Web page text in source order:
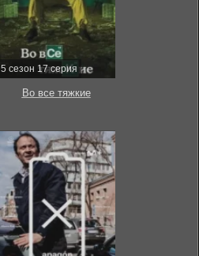
5 сезон 17 серия
Во все тяжкие